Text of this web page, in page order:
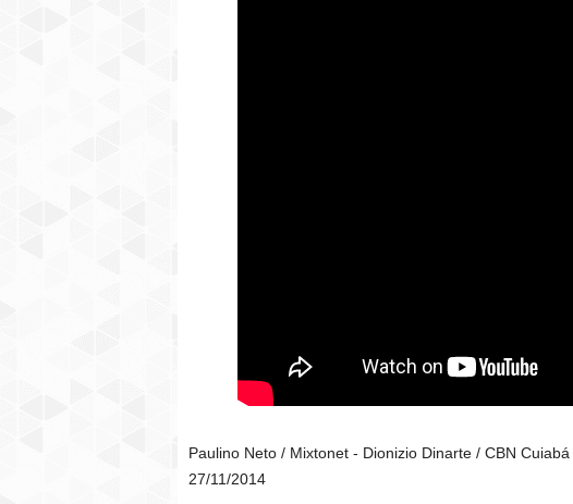
Paulino Neto / Mixtonet - Dionizio Dinarte / CBN Cuiabá
27/11/2014